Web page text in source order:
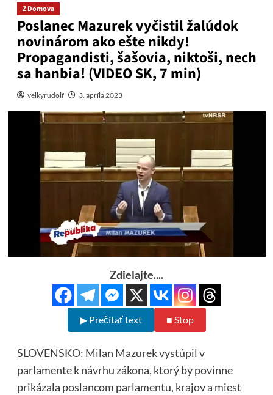
Z Domova
Poslanec Mazurek vyčistil žalúdok
novinárom ako ešte nikdy!
Propagandisti, šašovia, niktoši, nech
sa hanbia! (VIDEO SK, 7 min)
velkyrudolf 3. apríla 2023
Zdielajte....
▶ Prečítať text ■ Stop
SLOVENSKO: Milan Mazurek vystúpil v
parlamente k návrhu zákona, ktorý by povinne
prikázala poslancom parlamentu, krajov a miest